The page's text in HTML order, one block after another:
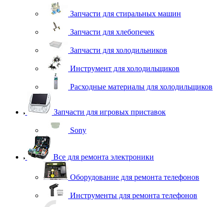
Запчасти для стиральных машин
Запчасти для хлебопечек
Запчасти для холодильников
Инструмент для холодильщиков
Расходные материалы для холодильщиков
Запчасти для игровых приставок
Sony
Все для ремонта электроники
Оборудование для ремонта телефонов
Инструменты для ремонта телефонов